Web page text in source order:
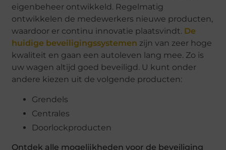
eigenbeheer ontwikkeld. Regelmatig
ontwikkelen de medewerkers nieuwe producten,
waardoor er continu innovatie plaatsvindt. De
huidige beveiligingssystemen zijn van zeer hoge
kwaliteit en gaan een autoleven lang mee. Zo is
uw wagen altijd goed beveiligd. U kunt onder
andere kiezen uit de volgende producten:
Grendels
Centrales
Doorlockproducten
Ontdek alle mogelijkheden voor de beveiliging